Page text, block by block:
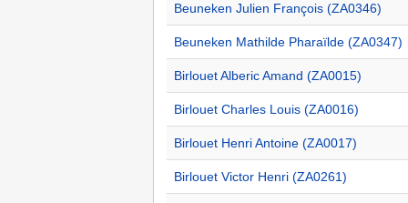
Beuneken Julien François (ZA0346)
Beuneken Mathilde Pharaïlde (ZA0347)
Birlouet Alberic Amand (ZA0015)
Birlouet Charles Louis (ZA0016)
Birlouet Henri Antoine (ZA0017)
Birlouet Victor Henri (ZA0261)